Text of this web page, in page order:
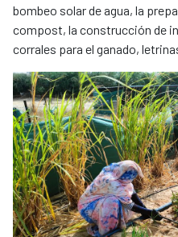
bombeo solar de agua, la
compost, la construcción de
corrales para el ganado,